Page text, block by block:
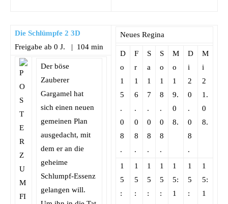
Die Schlümpfe 2 3D
Freigabe ab 0 J. | 104 min
Neues Regina
D
o
1
5
.
0
8
.
F
r
1
6
.
0
8
.
S
a
1
7
.
0
8
.
S
o
1
8
.
0
8
.
M
o
1
9.
0
8.
D
i
2
0
.
0
8
.
M
i
2
1.
0
8.
1
5
:
1
5
:
1
5
:
1
5
:
1
5:
1
1
5
:
1
5:
1
Der böse
Zauberer
Gargamel hat
sich einen neuen
gemeinen Plan
ausgedacht, mit
dem er an die
geheime
Schlumpf-Essenz
gelangen will.